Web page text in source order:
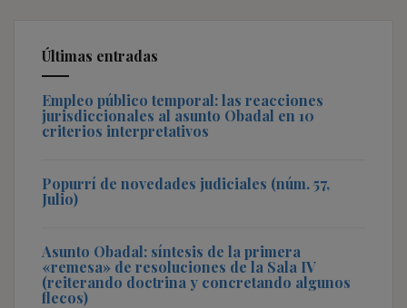
Últimas entradas
Empleo público temporal: las reacciones
jurisdiccionales al asunto Obadal en 10
criterios interpretativos
Popurrí de novedades judiciales (núm. 57,
Julio)
Asunto Obadal: síntesis de la primera
«remesa» de resoluciones de la Sala IV
(reiterando doctrina y concretando algunos
flecos)